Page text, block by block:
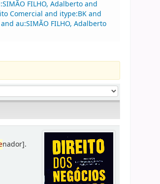
FILHO, Adalberto and
Comercial and itype:BK and
au:SIMÃO FILHO, Adalberto
nador].